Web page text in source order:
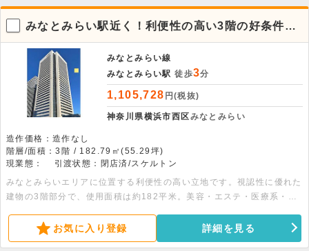
みなとみらい駅近く！利便性の高い3階の好条件な
店舗フロア
みなとみらい線
みなとみらい駅 徒歩3分
1,105,728 円(税抜)
神奈川県横浜市西区みなとみらい
造作価格：造作なし
階層/面積：3階 / 182.79㎡(55.29坪)
現業態：
引渡状態：閉店済/スケルトン
みなとみらいエリアに位置する利便性の高い立地です。視認性に優れた
建物の3階部分で、使用面積は約182平米。美容・エステ・医療系・ス
お気に入り登録 詳細を見る